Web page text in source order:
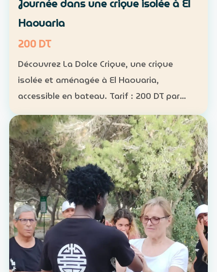
Journée dans une crique isolée à El
Haouaria
200 DT
Découvrez La Dolce Crique, une crique
isolée et aménagée à El Haouaria,
accessible en bateau. Tarif : 200 DT par
personne Fréquentation limitée : 50
personnes maximum dans la crique
Activités : kayak, paddle et snorkel…